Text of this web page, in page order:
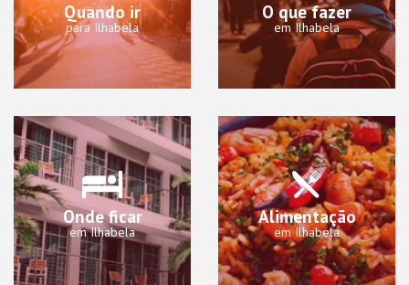
Quando ir
para Ilhabela
O que fazer
em Ilhabela
Onde ficar
em Ilhabela
Alimentação
em Ilhabela